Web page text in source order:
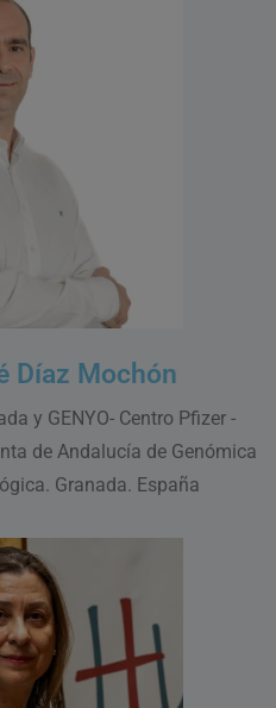
Díaz Mochón
y GENYO- Centro Pfizer -
de Andalucía de Genómica
Granada. España